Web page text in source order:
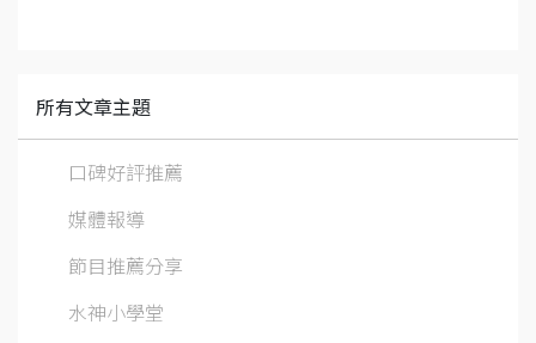
所有文章主題
口碑好評推薦
媒體報導
節目推薦分享
水神小學堂